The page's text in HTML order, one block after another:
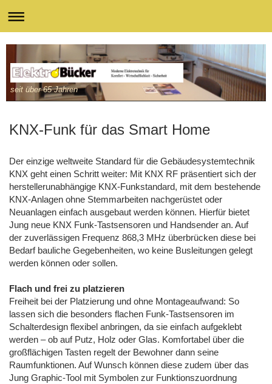
seit über 65 Jahren
KNX-Funk für das Smart Home
Der einzige weltweite Standard für die Gebäudesystemtechnik
KNX geht einen Schritt weiter: Mit KNX RF präsentiert sich der
herstellerunabhängige KNX-Funkstandard, mit dem bestehende
KNX-Anlagen ohne Stemmarbeiten nachgerüstet oder
Neuanlagen einfach ausgebaut werden können. Hierfür bietet
Jung neue KNX Funk-Tastsensoren und Handsender an. Auf
der zuverlässigen Frequenz 868,3 MHz überbrücken diese bei
Bedarf bauliche Gegebenheiten, wo keine Busleitungen gelegt
werden können oder sollen.
Flach und frei zu platzieren
Freiheit bei der Platzierung und ohne Montageaufwand: So
lassen sich die besonders flachen Funk-Tastsensoren im
Schalterdesign flexibel anbringen, da sie einfach aufgeklebt
werden – ob auf Putz, Holz oder Glas. Komfortabel über die
großflächigen Tasten regelt der Bewohner dann seine
Raumfunktionen. Auf Wunsch können diese zudem über das
Jung Graphic-Tool mit Symbolen zur Funktionszuordnung